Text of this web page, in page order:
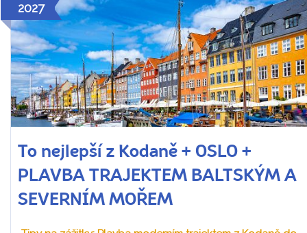
2027
To nejlepší z Kodaně + OSLO +
PLAVBA TRAJEKTEM BALTSKÝM A
SEVERNÍM MOŘEM